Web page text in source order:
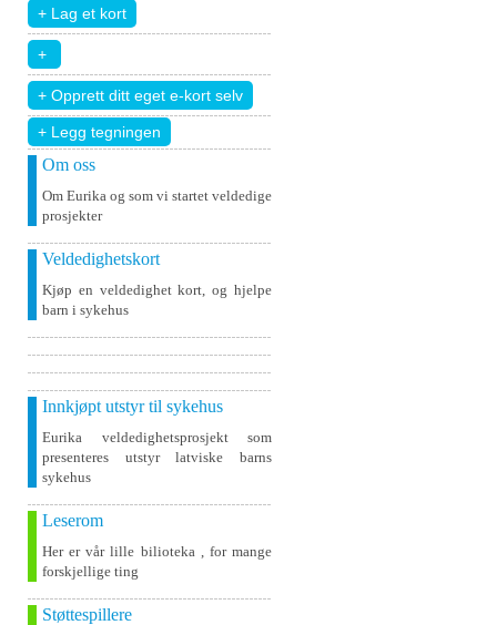
+ Legg tegningen
Om oss
Om Eurika og som vi startet veldedige
prosjekter
Veldedighetskort
Kjøp en veldedighet kort, og hjelpe
barn i sykehus
Innkjøpt utstyr til sykehus
Eurika veldedighetsprosjekt som
presenteres utstyr latviske barns
sykehus
Leserom
Her er vår lille bilioteka , for mange
forskjellige ting
Støttespillere